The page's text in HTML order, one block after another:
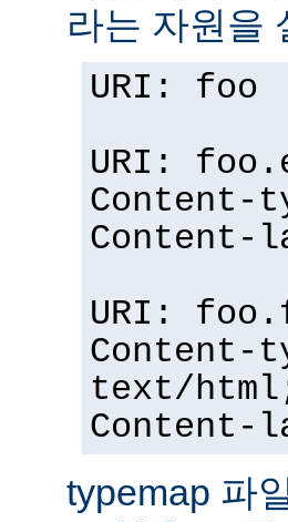
라는 자원을
URI: foo
URI:
Content-
Content-
URI:
Content-
text/
Content-
typemap 파